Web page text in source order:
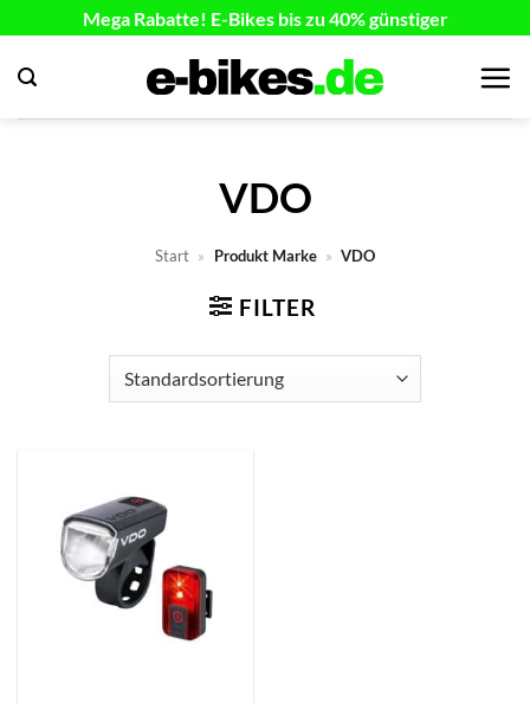
springen
Mega Rabatte! E-Bikes bis zu 40% günstiger
VDO
Start » Produkt Marke » VDO
FILTER